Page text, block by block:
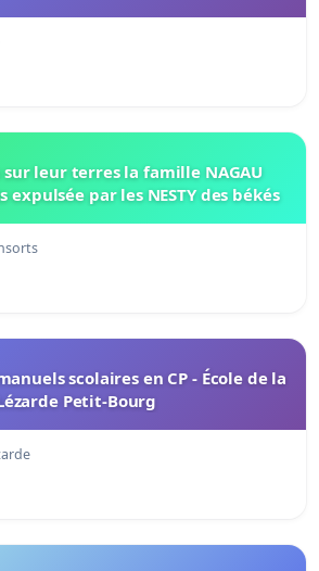
sur leur terres la famille NAGAU
par les NESTY des békés
scolaires en CP - École de la
Petit-Bourg